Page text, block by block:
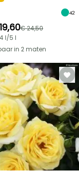
42
€ 24,50
l/5 l
in 2 maten